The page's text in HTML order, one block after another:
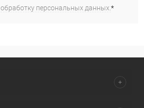
обработку персональных данных.*